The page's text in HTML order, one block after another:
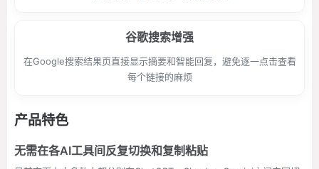
谷歌搜索增强
在Google搜索结果页直接显示摘要和智能回复，避免逐一点击查看
每个链接的麻烦
产品特色
无需在各AI工具间反复切换和复制粘贴